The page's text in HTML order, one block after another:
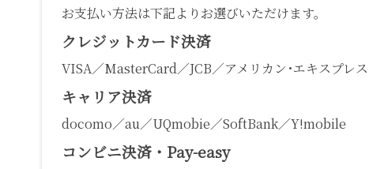
お支払い方法は下記よりお選びいただけます。
クレジットカード決済
VISA／MasterCard／JCB／アメリカン･エキスプレス
キャリア決済
docomo／au／UQmobie／SoftBank／Y!mobile
コンビニ決済・Pay-easy